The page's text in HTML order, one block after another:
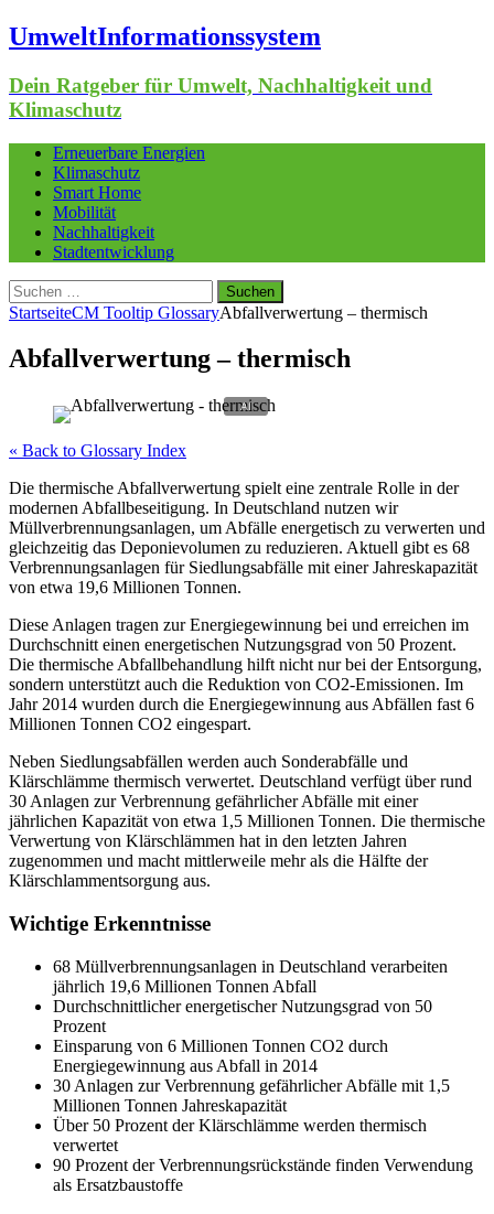
UmweltInformationssystem
Dein Ratgeber für Umwelt, Nachhaltigkeit und
Klimaschutz
Erneuerbare Energien
Klimaschutz
Smart Home
Mobilität
Nachhaltigkeit
Stadtentwicklung
Suchen
nach:
StartseiteCM Tooltip GlossaryAbfallverwertung – thermisch
Abfallverwertung – thermisch
« Back to Glossary Index
Die thermische Abfallverwertung spielt eine zentrale Rolle in der
modernen Abfallbeseitigung. In Deutschland nutzen wir
Müllverbrennungsanlagen, um Abfälle energetisch zu verwerten und
gleichzeitig das Deponievolumen zu reduzieren. Aktuell gibt es 68
Verbrennungsanlagen für Siedlungsabfälle mit einer Jahreskapazität
von etwa 19,6 Millionen Tonnen.
Diese Anlagen tragen zur Energiegewinnung bei und erreichen im
Durchschnitt einen energetischen Nutzungsgrad von 50 Prozent.
Die thermische Abfallbehandlung hilft nicht nur bei der Entsorgung,
sondern unterstützt auch die Reduktion von CO2-Emissionen. Im
Jahr 2014 wurden durch die Energiegewinnung aus Abfällen fast 6
Millionen Tonnen CO2 eingespart.
Neben Siedlungsabfällen werden auch Sonderabfälle und
Klärschlämme thermisch verwertet. Deutschland verfügt über rund
30 Anlagen zur Verbrennung gefährlicher Abfälle mit einer
jährlichen Kapazität von etwa 1,5 Millionen Tonnen. Die thermische
Verwertung von Klärschlämmen hat in den letzten Jahren
zugenommen und macht mittlerweile mehr als die Hälfte der
Klärschlammentsorgung aus.
Wichtige Erkenntnisse
68 Müllverbrennungsanlagen in Deutschland verarbeiten
jährlich 19,6 Millionen Tonnen Abfall
Durchschnittlicher energetischer Nutzungsgrad von 50
Prozent
Einsparung von 6 Millionen Tonnen CO2 durch
Energiegewinnung aus Abfall in 2014
30 Anlagen zur Verbrennung gefährlicher Abfälle mit 1,5
Millionen Tonnen Jahreskapazität
Über 50 Prozent der Klärschlämme werden thermisch
verwertet
90 Prozent der Verbrennungsrückstände finden Verwendung
als Ersatzbaustoffe